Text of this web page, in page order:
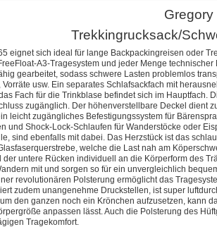
Gregory
Trekkingrucksack/
eignet sich ideal für lange Backpackingreisen oder
A3-Tragesystem und jeder Menge
gearbeitet, sodass schwere Lasten problemlos
usw. Ein separates Schlafsackfach mit
Fach für die Trinkblase befindet sich im
zugänglich. Der höhenverstellbare Deckel dient
leicht zugängliches Befestigungssystem für
und Shock-Lock-Schlaufen für Wanderstöcke oder
sind ebenfalls mit dabei. Das Herzstück ist das
welche die Last nah am
der untere Rücken individuell an die Körperform des
mit und sorgen so für ein unvergleichlich
revolutionären Polsterung ermöglicht das
zudem unangenehme Druckstellen, ist super
den ganzen noch ein Krönchen aufzusetzen, kann
anpassen lässt. Auch die Polsterung des
Tragekomfort.